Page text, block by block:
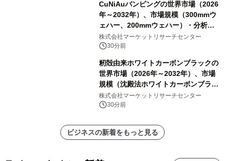
CuNiAuバンピングの世界市場（2026
年～2032年）、市場規模（300mmウ
ェハー、200mmウェハー）・分析レ
ポートを発表
株式会社マーケットリサーチセンター
30分前
籾殻由来ホワイトカーボンブラックの
世界市場（2026年～2032年）、市場
規模（沈殿法ホワイトカーボンブラッ
ク、気相法ホワイトカーボンブラッ
ク）・分析レポートを発表
株式会社マーケットリサーチセンター
30分前
ビジネスの新着をもっと見る